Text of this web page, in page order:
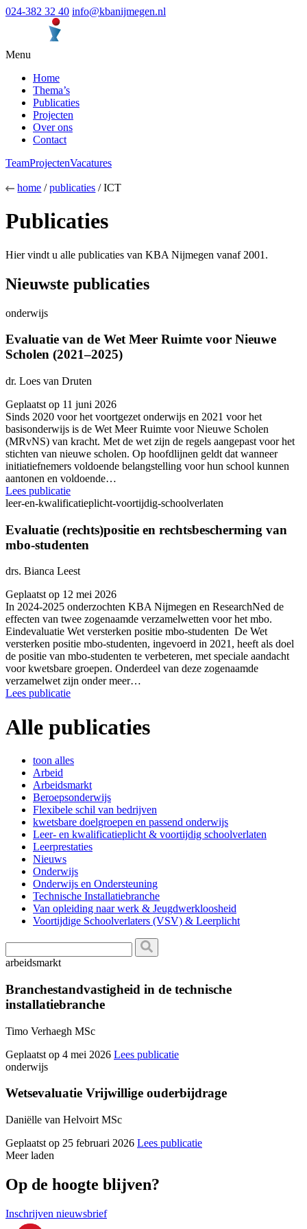
024-382 32 40 info@kbanijmegen.nl
Menu
Home
Thema’s
Publicaties
Projecten
Over ons
Contact
TeamProjectenVacatures
home /publicaties / ICT
Publicaties
Hier vindt u alle publicaties van KBA Nijmegen vanaf 2001.
Nieuwste publicaties
onderwijs
Evaluatie van de Wet Meer Ruimte voor Nieuwe
Scholen (2021–2025)
dr. Loes van Druten
Geplaatst op 11 juni 2026
Sinds 2020 voor het voortgezet onderwijs en 2021 voor het
basisonderwijs is de Wet Meer Ruimte voor Nieuwe Scholen
(MRvNS) van kracht. Met de wet zijn de regels aangepast voor het
stichten van nieuwe scholen. Op hoofdlijnen geldt dat wanneer
initiatiefnemers voldoende belangstelling voor hun school kunnen
aantonen en voldoende…
Lees publicatie
leer-en-kwalificatieplicht-voortijdig-schoolverlaten
Evaluatie (rechts)positie en rechtsbescherming van
mbo-studenten
drs. Bianca Leest
Geplaatst op 12 mei 2026
In 2024-2025 onderzochten KBA Nijmegen en ResearchNed de
effecten van twee zogenaamde verzamelwetten voor het mbo.
Eindevaluatie Wet versterken positie mbo-studenten De Wet
versterken positie mbo-studenten, ingevoerd in 2021, heeft als doel
de positie van mbo-studenten te verbeteren, met speciale aandacht
voor kwetsbare groepen. Onderdeel van deze zogenaamde
verzamelwet zijn onder meer…
Lees publicatie
Alle publicaties
toon alles
Arbeid
Arbeidsmarkt
Beroepsonderwijs
Flexibele schil van bedrijven
kwetsbare doelgroepen en passend onderwijs
Leer- en kwalificatieplicht & voortijdig schoolverlaten
Leerprestaties
Nieuws
Onderwijs
Onderwijs en Ondersteuning
Technische Installatiebranche
Van opleiding naar werk & Jeugdwerkloosheid
Voortijdige Schoolverlaters (VSV) & Leerplicht
arbeidsmarkt
Branchestandvastigheid in de technische
installatiebranche
Timo Verhaegh MSc
Geplaatst op 4 mei 2026 Lees publicatie
onderwijs
Wetsevaluatie Vrijwillige ouderbijdrage
Daniëlle van Helvoirt MSc
Geplaatst op 25 februari 2026 Lees publicatie
Meer laden
Op de hoogte blijven?
Inschrijven nieuwsbrief